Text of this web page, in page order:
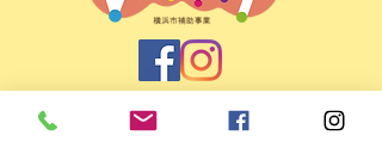
親と子のつどいの広場ＷＩＴＨ